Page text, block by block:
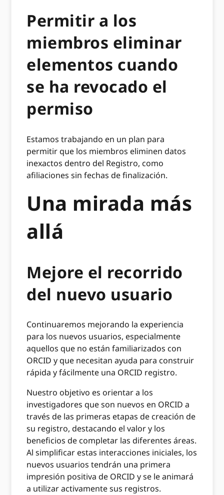
Permitir a los
miembros eliminar
elementos cuando
se ha revocado el
permiso
Estamos trabajando en un plan para
permitir que los miembros eliminen datos
inexactos dentro del Registro, como
afiliaciones sin fechas de finalización.
Una mirada más
allá
Mejore el recorrido
del nuevo usuario
Continuaremos mejorando la experiencia
para los nuevos usuarios, especialmente
aquellos que no están familiarizados con
ORCID y que necesitan ayuda para construir
rápida y fácilmente una ORCID registro.
Nuestro objetivo es orientar a los
investigadores que son nuevos en ORCID a
través de las primeras etapas de creación de
su registro, destacando el valor y los
beneficios de completar las diferentes áreas.
Al simplificar estas interacciones iniciales, los
nuevos usuarios tendrán una primera
impresión positiva de ORCID y se le animará
a utilizar activamente sus registros.